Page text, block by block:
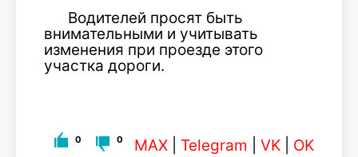
Водителей просят быть
внимательными и учитывать
изменения при проезде этого
участка дороги.
0 0 MAX Telegram VK OK